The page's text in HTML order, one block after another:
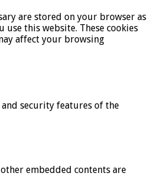
are stored on your browser as
this website. These cookies
affect your browsing
security features of the
embedded contents are